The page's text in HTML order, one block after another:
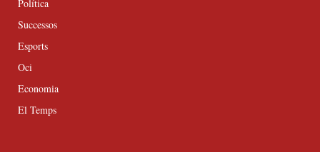
Política
Successos
Esports
Oci
Economia
El Temps